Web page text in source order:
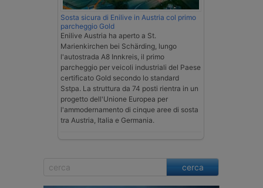
Sosta sicura di Enilive in Austria col primo
parcheggio Gold
Enilive Austria ha aperto a St.
Marienkirchen bei Schärding, lungo
l'autostrada A8 Innkreis, il primo
parcheggio per veicoli industriali del Paese
certificato Gold secondo lo standard
Sstpa. La struttura da 74 posti rientra in un
progetto dell'Unione Europea per
l'ammodernamento di cinque aree di sosta
tra Austria, Italia e Germania.
cerca